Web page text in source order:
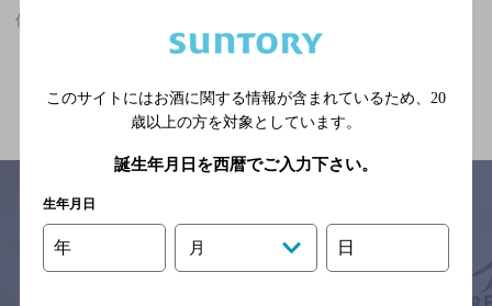
佐野駅(栃木県)周辺500m,和食,結婚式の2次会におすすめのお店
関連ページ
サイトマップ ご意見・ご感想 利用規約
このサイトにはお酒に関する情報が含まれているため、 20
歳以上の方を対象としています。
誕生年月日を西暦でご入力下さい。
生年月日
年 月 日